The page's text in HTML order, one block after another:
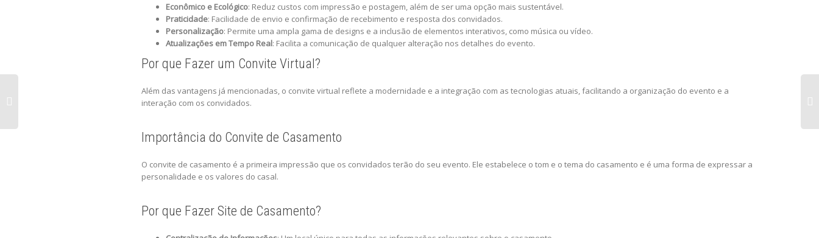
Econômico e Ecológico: Reduz custos com impressão e postagem, além de ser uma opção mais sustentável.
Praticidade: Facilidade de envio e confirmação de recebimento e resposta dos convidados.
Personalização: Permite uma ampla gama de designs e a inclusão de elementos interativos, como música ou vídeo.
Atualizações em Tempo Real: Facilita a comunicação de qualquer alteração nos detalhes do evento.
Por que Fazer um Convite Virtual?
Além das vantagens já mencionadas, o convite virtual reflete a modernidade e a integração com as tecnologias atuais, facilitando a organização do evento e a
interação com os convidados.
Importância do Convite de Casamento
O convite de casamento é a primeira impressão que os convidados terão do seu evento. Ele estabelece o tom e o tema do casamento e é uma forma de expressar a
personalidade e os valores do casal.
Por que Fazer Site de Casamento?